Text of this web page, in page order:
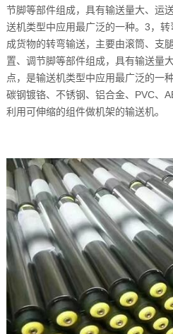
节脚等部件组成，具有输送量大、运
送机类型中应用最广泛的一种。3，
成货物的转弯输送，主要由滚筒、支
置、调节脚等部件组成，具有输送量
点，是输送机类型中应用最广泛的一
碳钢镀铬、不锈钢、铝合金、PVC、
利用可伸缩的组件做机架的输送机。